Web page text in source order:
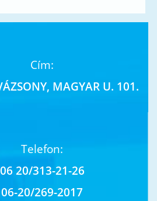
Cím:
MAGYAR U. 101.
Telefon:
06 20/313-21-26
06-20/269-2017